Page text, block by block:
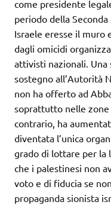
come presidente
periodo della
Israele eresse il muro
dagli omicidi
attivisti nazionali.
sostegno all’Autorità
non ha offerto ad
soprattutto nelle
contrario, ha
diventata l’unica
grado di lottare per la
che i palestinesi non
voto e di fiducia se
propaganda sionista